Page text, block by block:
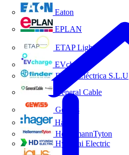
Eaton
EPLAN
ETAP Lighting
EVcharge
Finder Eléctrica S.L.U
General Cable
Gewiss
Hager
HellermannTyton
Hyundai Electric